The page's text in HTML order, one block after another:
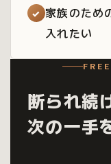
✓ 家族のため
入れたい
断られ続
次の一手